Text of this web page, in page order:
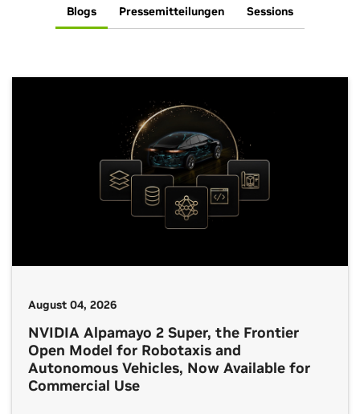
Blogs Pressemitteilungen Sessions
August 04, 2026
NVIDIA Alpamayo 2 Super, the Frontier
Open Model for Robotaxis and
Autonomous Vehicles, Now Available for
Commercial Use